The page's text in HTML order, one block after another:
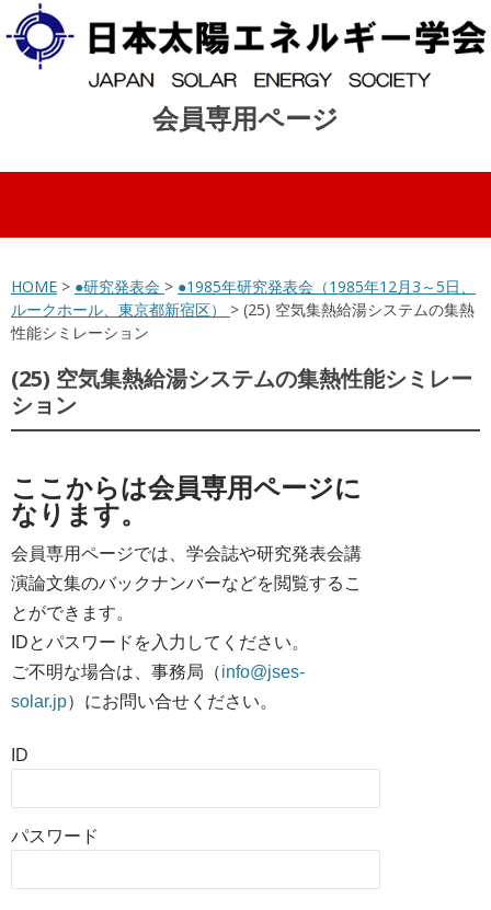
会員専用ページ
コンテンツへスキップ
HOME > ●研究発表会 > ●1985年研究発表会（1985年12月3～5日、
ルークホール、東京都新宿区） > (25) 空気集熱給湯システムの集熱
性能シミレーション
(25) 空気集熱給湯システムの集熱性能シミレー
ション
ここからは会員専用ページに
なります。
会員専用ページでは、学会誌や研究発表会講
演論文集のバックナンバーなどを閲覧するこ
とができます。
IDとパスワードを入力してください。
ご不明な場合は、事務局（info@jses-
solar.jp）にお問い合せください。
ID
パスワード